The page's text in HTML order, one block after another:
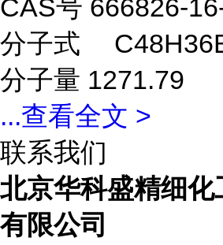
CAS号 666826-
分子式
分子量 1271.79
...查看全文 >
联系我们
北京华科盛精细化
有限公司